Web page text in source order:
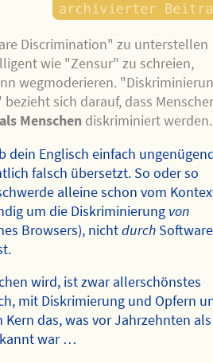
Discrimination" zu unterstellen
wie "Zensur" zu schreien,
wegmoderieren.
sich darauf, dass
als Menschen diskriminiert werden.
dein Englisch einfach
falsch übersetzt. So oder so
alleine schon vom
um die Diskriminierung von
Browsers), nichtdurch
wird, ist zwar allerschönstes
mit Diskrimierung und Opfern
Kern das, was vor Jahrzehnten als
war …